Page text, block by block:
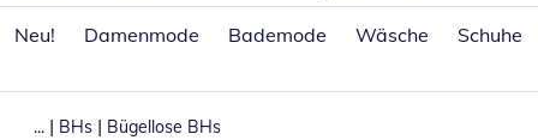
Neu!
Damenmode Bademode Wäsche Schuhe
... | BHs | Bügellose BHs